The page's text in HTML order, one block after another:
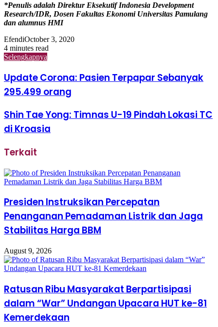
*Penulis adalah Direktur Eksekutif Indonesia Development
Research/IDR, Dosen Fakultas Ekonomi Universitas Pamulang
dan alumnus HMI
EfendiOctober 3, 2020
4 minutes read
Selengkapnya
Update Corona: Pasien Terpapar Sebanyak
295.499 orang
Shin Tae Yong: Timnas U-19 Pindah Lokasi TC
di Kroasia
Terkait
Presiden Instruksikan Percepatan
Penanganan Pemadaman Listrik dan Jaga
Stabilitas Harga BBM
August 9, 2026
Ratusan Ribu Masyarakat Berpartisipasi
dalam “War” Undangan Upacara HUT ke-81
Kemerdekaan